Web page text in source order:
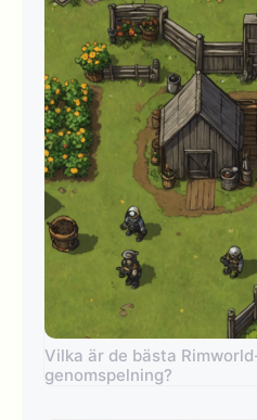
Vilka är de bästa
genomspelning?